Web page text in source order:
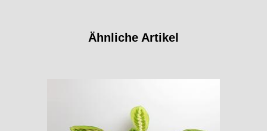
Ähnliche Artikel